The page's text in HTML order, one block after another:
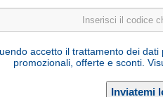
accetto il trattamento dei
promozionali, offerte e sconti.
di Medjugorje del